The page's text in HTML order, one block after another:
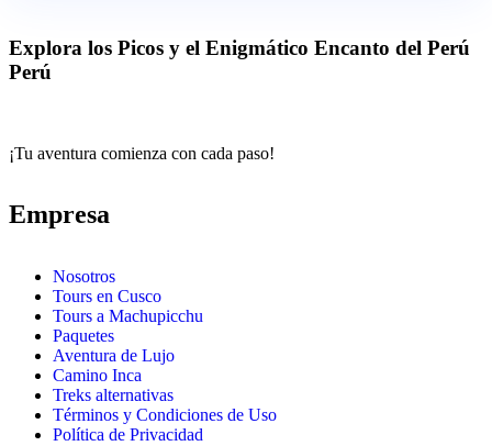
Explora los Picos y el Enigmático Encanto del Perú
Perú
¡Tu aventura comienza con cada paso!
Empresa
Nosotros
Tours en Cusco
Tours a Machupicchu
Paquetes
Aventura de Lujo
Camino Inca
Treks alternativas
Términos y Condiciones de Uso
Política de Privacidad